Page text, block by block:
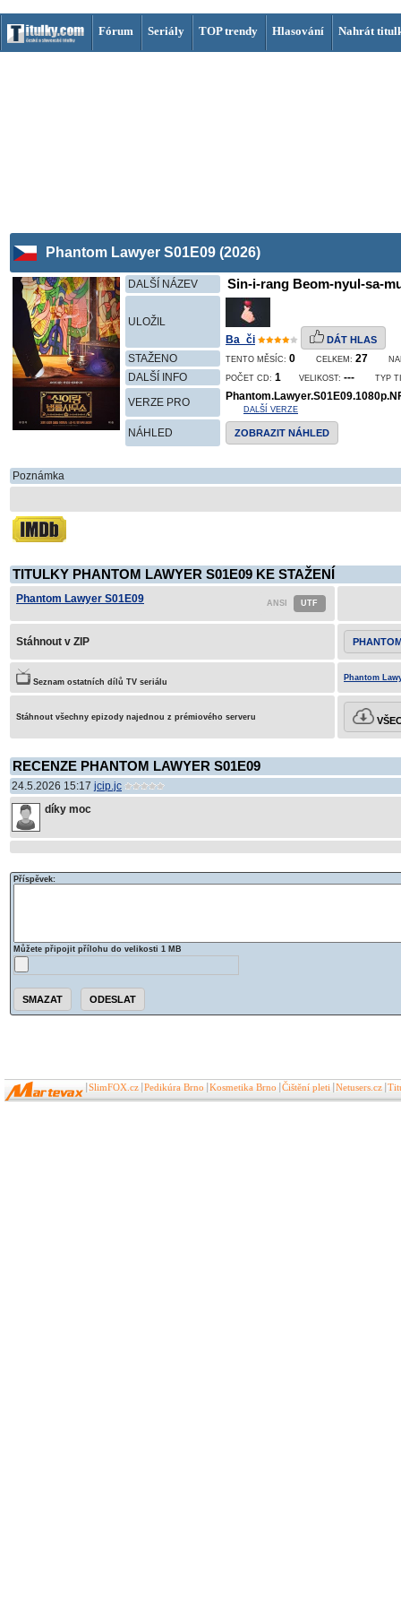
Fórum Seriály TOP trendy Hlasování Nahrát
Phantom Lawyer S01E09 (2026)
DALŠÍ NÁZEV Sin-i-rang Beom-nyul-sa-
ULOŽIL
Ba_či
DÁT HLAS
STAŽENO TENTO MĚSÍC: 0 CELKEM: 27
DALŠÍ INFO POČET CD: 1 VELIKOST: --- TYP
VERZE PRO
DALŠÍ VERZE
NÁHLED ZOBRAZIT NÁHLED
Poznámka
TITULKY PHANTOM LAWYER S01E09 KE STAŽENÍ
Phantom Lawyer S01E09
Stáhnout v ZIP
Seznam ostatních dílů TV seriálu Phantom
Stáhnout všechny epizody najednou z prémiového serveru
RECENZE PHANTOM LAWYER S01E09
24.5.2026 15:17 jcip.jc
díky moc
Příspěvek:
Můžete připojit přílohu do velikosti 1 MB
SlimFOX.cz Pedikúra Brno Kosmetika Brno Čištění pleti Netusers.cz